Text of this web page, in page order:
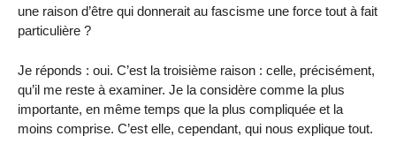
une raison d’être qui donnerait au fascisme une force tout à fait
particulière ?
Je réponds : oui. C’est la troisième raison : celle, précisément,
qu’il me reste à examiner. Je la considère comme la plus
importante, en même temps que la plus compliquée et la
moins comprise. C’est elle, cependant, qui nous explique tout.